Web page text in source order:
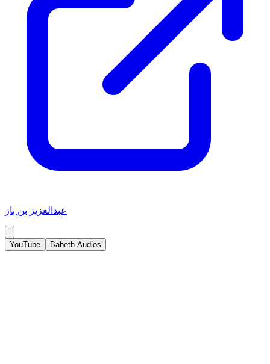
عبدالعزيز بن باز
YouTube Baheth Audios